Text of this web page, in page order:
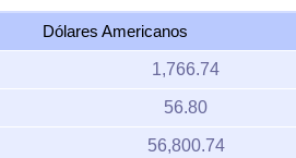
Dólares Americanos
1,766.74
56.80
56,800.74